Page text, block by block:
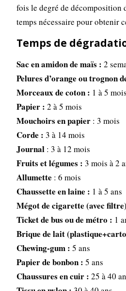
fois le degré de décomposition
temps nécessaire pour obtenir
Temps de
Sac en amidon de maïs : 2
Pelures d’orange ou trognon
Morceaux de coton : 1 à 5 mois
Papier : 2 à 5 mois
Mouchoirs en papier: 3 mois
Corde : 3 à 14 mois
Journal: 3 à 12 mois
Fruits et légumes : 3 mois à 2
Allumette : 6 mois
Chaussette en laine : 1 à 5 ans
Mégot de cigarette (avec
Ticket de bus ou de métro : 1
Brique de lait
Chewing-gum : 5 ans
Papier de bonbon : 5 ans
Chaussures en cuir : 25 à 40